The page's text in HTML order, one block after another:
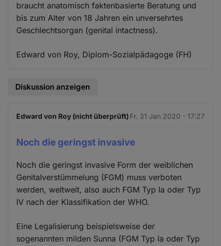
braucht anatomisch faktenbasierte Beratung und
bis zum Alter von 18 Jahren ein unversehrtes
Geschlechtsorgan (genital intactness).
Edward von Roy, Diplom-Sozialpädagoge (FH)
Diskussion anzeigen
Edward von Roy (nicht überprüft) Fr. 31 Jan 2020 - 17:27
Noch die geringst invasive
Noch die geringst invasive Form der weiblichen
Genitalverstümmelung (FGM) muss verboten
werden, weltweit, also auch FGM Typ Ia oder Typ
IV nach der Klassifikation der WHO.
Eine Legalisierung beispielsweise der
sogenannten milden Sunna (FGM Typ Ia oder Typ